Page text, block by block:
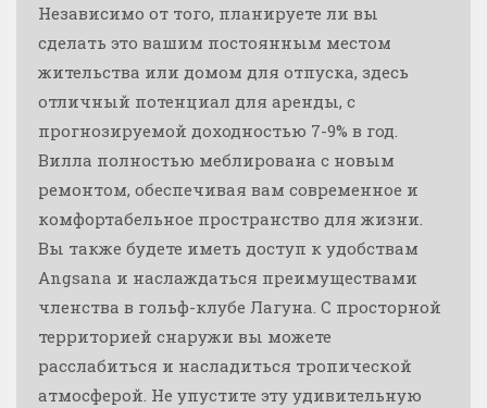
Независимо от того, планируете ли вы
сделать это вашим постоянным местом
жительства или домом для отпуска, здесь
отличный потенциал для аренды, с
прогнозируемой доходностью 7-9% в год.
Вилла полностью меблирована с новым
ремонтом, обеспечивая вам современное и
комфортабельное пространство для жизни.
Вы также будете иметь доступ к удобствам
Angsana и наслаждаться преимуществами
членства в гольф-клубе Лагуна. С просторной
территорией снаружи вы можете
расслабиться и насладиться тропической
атмосферой. Не упустите эту удивительную